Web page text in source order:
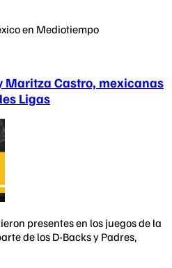
en Mediotiempo
Maritza Castro, mexicanas
Ligas
presentes en los juegos de la
de los D-Backs y Padres,